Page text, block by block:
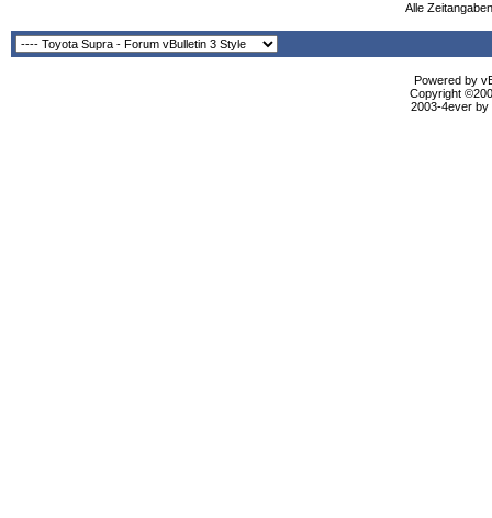
Alle
Powered by
Copyright
2003-4ever by